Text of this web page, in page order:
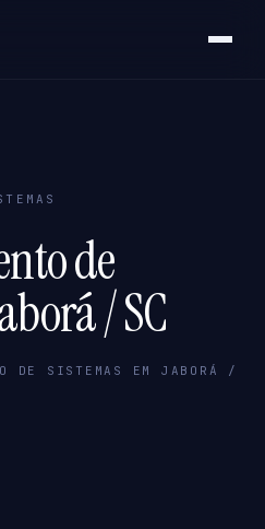
de
/ SC
DE SISTEMAS EM JABORÁ /